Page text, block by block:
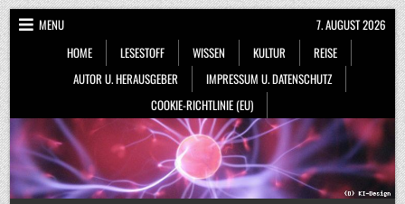
Skip
to
content
MENU
HOME
LESESTOFF WISSEN KULTUR
REISE
AUTOR U. HERAUSGEBER
IMPRESSUM U. DATENSCHUTZ
COOKIE-RICHTLINIE (EU)
7. AUGUST 2026